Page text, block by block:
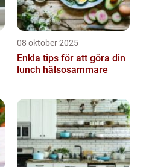
08 oktober 2025
Enkla tips för att göra din
lunch hälsosammare